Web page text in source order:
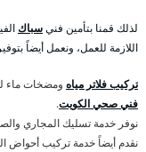
لذلك قمنا بتأمين فنيسباك
اللازمة للعمل، ونعمل أيضاً
تركيب فلاتر مياه ومضخات ماء
فني صحي الكويت.
نوفر خدمة تسليك المجاري
نقدم أيضاً خدمة تركيب أحواض